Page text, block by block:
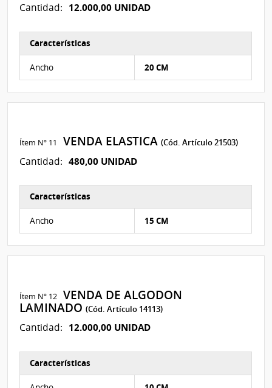
Cantidad: 12.000,00 UNIDAD
Características del Ítem Nº 235
Características
Ancho 20 CM
Ítem Nº 11 VENDA ELASTICA(Cód. Artículo 21503)
Cantidad: 480,00 UNIDAD
Características
Ancho 15 CM
Ítem Nº 12 VENDA DE ALGODON
LAMINADO(Cód. Artículo 14113)
Cantidad: 12.000,00 UNIDAD
Características del Ítem Nº 243
Características